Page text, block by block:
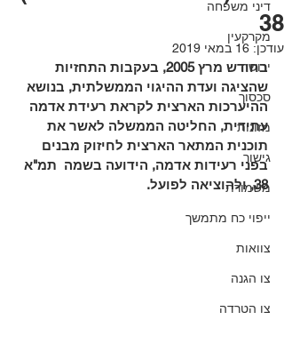
דיני משפחה
מקרקעין
ירושה
סכסוך
מזונות
גישור
משמורת
ייפוי כח מתמשך
צוואות
צו הגנה
צו הטרדה
38
עודכן: 16 במאי 2019
בחודש מרץ 2005, בעקבות התחזיות
שהציגה ועדת ההיגוי הממשלתית, בנושא
ההיערכות הארצית לקראת רעידת אדמה
עתידית, החליטה הממשלה לאשר את
תוכנית המתאר הארצית לחיזוק מבנים
בפני רעידות אדמה, הידועה בשמה  תמ"א
38, ולהוציאה לפועל.